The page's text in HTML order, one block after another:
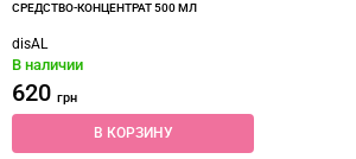
СРЕДСТВО-КОНЦЕНТРАТ 500 МЛ
disAL
В наличии
620 грн
В КОРЗИНУ